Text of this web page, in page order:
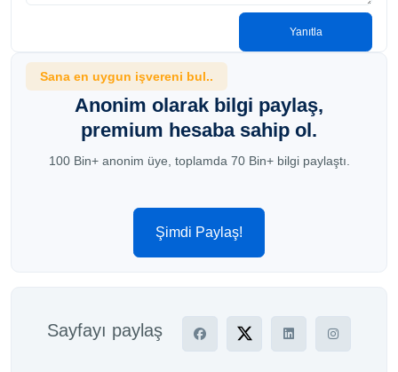
Yanıtla
Sana en uygun işvereni bul..
Anonim olarak bilgi paylaş,
premium hesaba sahip ol.
100 Bin+ anonim üye, toplamda 70 Bin+ bilgi paylaştı.
Şimdi Paylaş!
Sayfayı paylaş